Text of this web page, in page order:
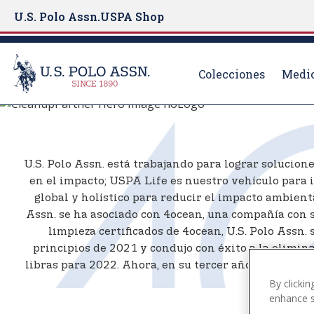
U.S. Polo Assn.USPA Shop
Colecciones
4OCEAN X U.S.
U.S. Polo Assn. está trabajando para lograr
en el impacto; USPA Life es nuestro vehículo
global y holístico para reducir el impacto
Assn. se ha asociado con 4ocean, una compañía
limpieza certificados de 4ocean, U.S. Polo
principios de 2021 y condujo con éxito a la
libras para 2022. Ahora, en su tercer año, las dos
By
enhance